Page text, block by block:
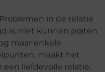
in de relatie
is, niet kunnen praten
maar enkele
maakt het
liefdevolle relatie.